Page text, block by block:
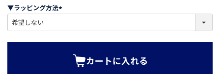
)
▼ラッピング方法
必
カートに入れる